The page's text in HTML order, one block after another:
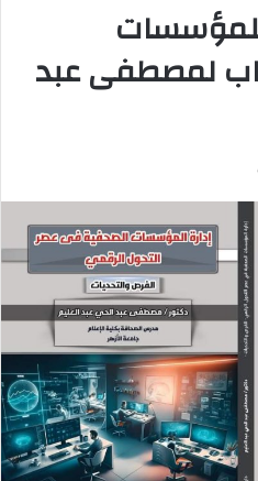
لمصطفى عبد